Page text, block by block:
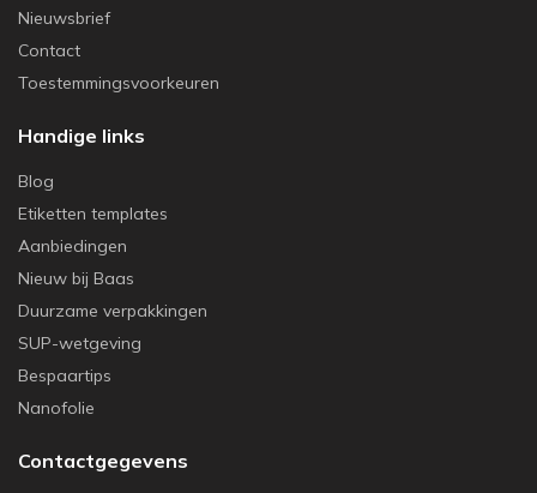
Nieuwsbrief
Contact
Toestemmingsvoorkeuren
Handige links
Blog
Etiketten templates
Aanbiedingen
Nieuw bij Baas
Duurzame verpakkingen
SUP-wetgeving
Bespaartips
Nanofolie
Contactgegevens